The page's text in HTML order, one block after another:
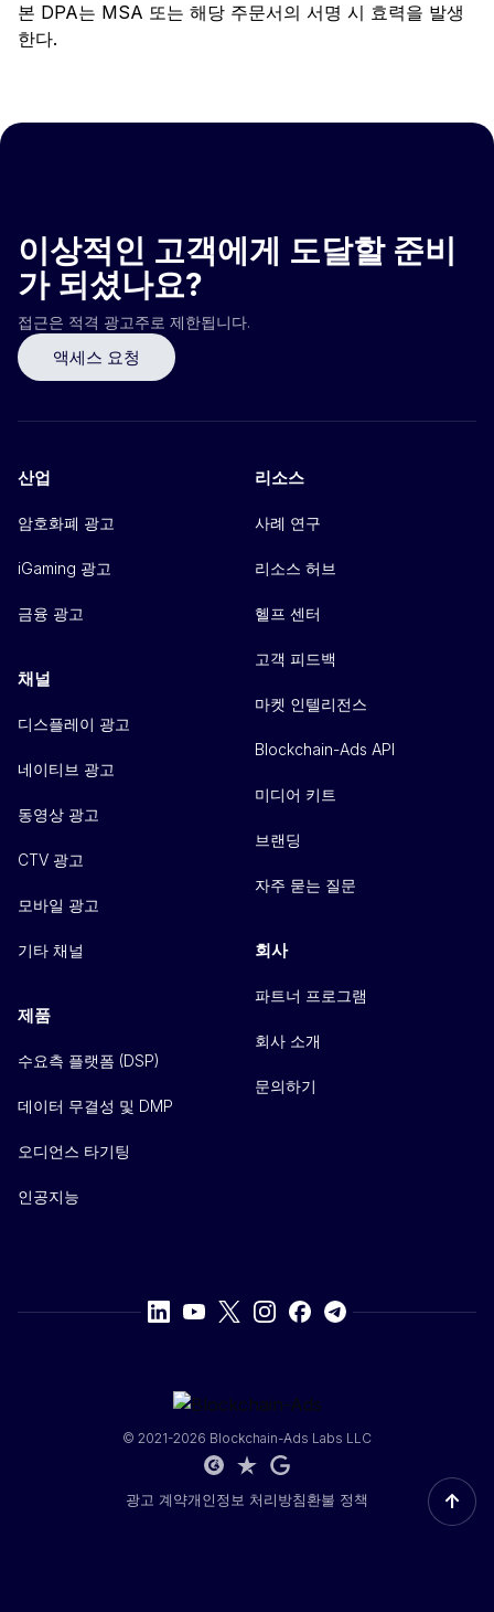
본 DPA는 MSA 또는 해당 주문서의 서명 시 효력을 발생
한다.
이상적인 고객에게 도달할 준비
가 되셨나요?
접근은 적격 광고주로 제한됩니다.
액세스 요청
산업
암호화폐 광고
iGaming 광고
금융 광고
채널
디스플레이 광고
네이티브 광고
동영상 광고
CTV 광고
모바일 광고
기타 채널
제품
수요측 플랫폼 (DSP)
데이터 무결성 및 DMP
오디언스 타기팅
인공지능
리소스
사례 연구
리소스 허브
헬프 센터
고객 피드백
마켓 인텔리전스
Blockchain-Ads API
미디어 키트
브랜딩
자주 묻는 질문
회사
파트너 프로그램
회사 소개
문의하기
↑
© 2021-2026 Blockchain-Ads Labs LLC
광고 계약개인정보 처리방침환불 정책